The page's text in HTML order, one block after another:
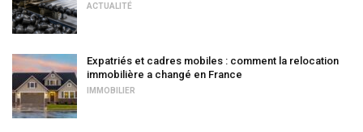
ACTUALITÉ
Expatriés et cadres mobiles : comment la relocation
immobilière a changé en France
IMMOBILIER